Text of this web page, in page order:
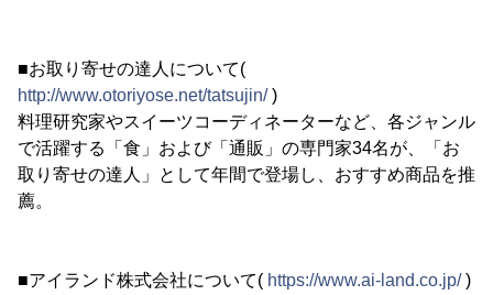
■お取り寄せの達人について(
http://www.otoriyose.net/tatsujin/)
料理研究家やスイーツコーディネーターなど、各ジャンル
で活躍する「食」および「通販」の専門家34名が、「お
取り寄せの達人」として年間で登場し、おすすめ商品を推
薦。
■アイランド株式会社について( https://www.ai-land.co.jp/)